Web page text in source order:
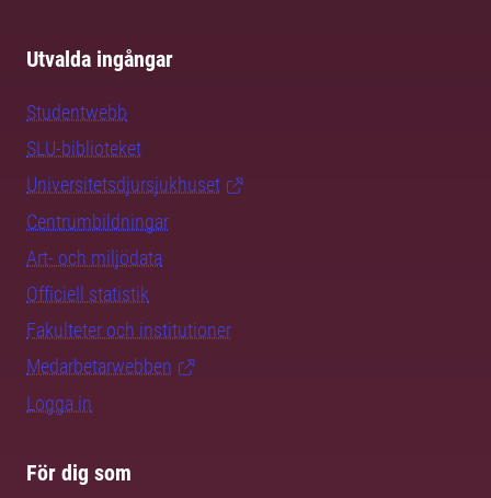
Utvalda ingångar
Studentwebb
SLU-biblioteket
Universitetsdjursjukhuset
Centrumbildningar
Art- och miljödata
Officiell statistik
Fakulteter och institutioner
Medarbetarwebben
Logga in
För dig som